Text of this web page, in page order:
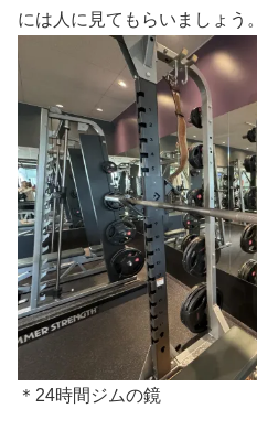
には人に見てもらいましょう。
＊24時間ジムの鏡